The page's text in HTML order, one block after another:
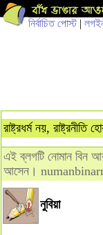
নির্বাচিত পোস্ট|
রাষ্ট্রধর্ম নয়, রাষ্ট্রনীতি
এই ব্লগটি নোমান বিন
আসেন।
নুবিয়া